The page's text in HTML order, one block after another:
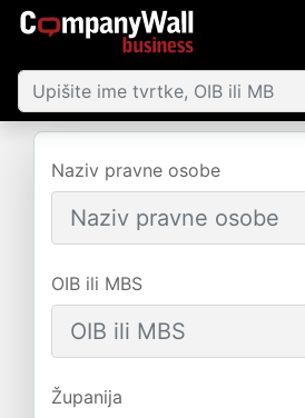
Naziv pravne osobe
OIB ili MBS
Županija